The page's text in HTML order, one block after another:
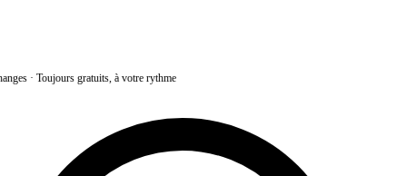
·Toujours gratuits, à votre rythme